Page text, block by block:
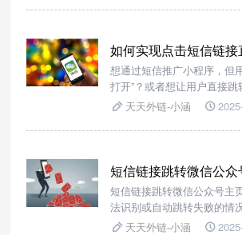
接，一键就跳转到微信视频
能实现这个超棒的功能！
想通过短信推广小程序，但
打开”？或者想让用户直接
面，却苦于没有技术手段？
微信小程序，甚至能精准跳
天天外链-小涵
短信链接跳转微信公众号主
法识别或自动跳转失败的情
接，再打开微信搜索公众号
天天外链-小涵